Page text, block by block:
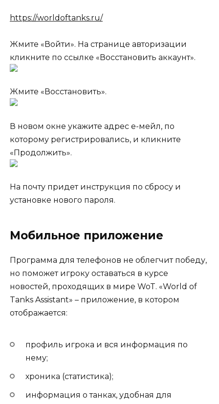
https://worldoftanks.ru/
Жмите «Войти». На странице авторизации
кликните по ссылке «Восстановить аккаунт».
Жмите «Восстановить».
В новом окне укажите адрес е-мейл, по
которому регистрировались, и кликните
«Продолжить».
На почту придет инструкция по сбросу и
установке нового пароля.
Мобильное приложение
Программа для телефонов не облегчит победу,
но поможет игроку оставаться в курсе
новостей, проходящих в мире WoT. «World of
Tanks Assistant» – приложение, в котором
отображается:
профиль игрока и вся информация по
нему;
хроника (статистика);
информация о танках, удобная для